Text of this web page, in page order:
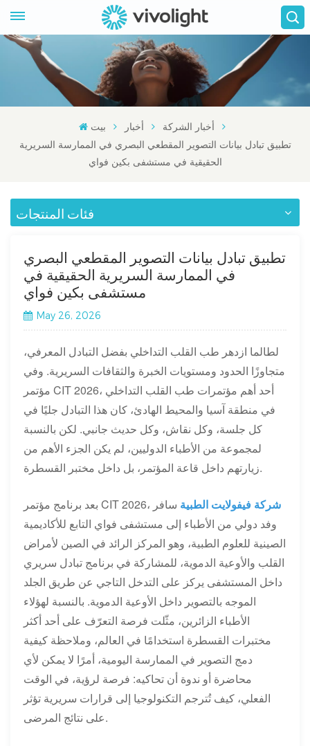
بيت أخبار
أخبار الشركة
تطبيق تبادل بيانات التصوير المقطعي البصري في الممارسة السريرية
الحقيقية في مستشفى بكين فواي
فئات المنتجات
تطبيق تبادل بيانات التصوير المقطعي البصري
في الممارسة السريرية الحقيقية في
مستشفى بكين فواي
May 26, 2026
لطالما ازدهر طب القلب التداخلي بفضل التبادل المعرفي،
متجاوزًا الحدود ومستويات الخبرة والثقافات السريرية. وفي
مؤتمر CIT 2026، أحد أهم مؤتمرات طب القلب التداخلي
في منطقة آسيا والمحيط الهادئ، كان هذا التبادل جليًا في
كل جلسة، وكل نقاش، وكل حديث جانبي. لكن بالنسبة
لمجموعة من الأطباء الدوليين، لم يكن الجزء الأهم من
زيارتهم داخل قاعة المؤتمر، بل داخل مختبر القسطرة.
بعد برنامج مؤتمر CIT 2026، شركة فيفولايت الطبية سافر
وفد دولي من الأطباء إلى مستشفى فواي التابع للأكاديمية
الصينية للعلوم الطبية، وهو المركز الرائد في الصين لأمراض
القلب والأوعية الدموية، للمشاركة في برنامج تبادل سريري
داخل المستشفى يركز على التدخل التاجي عن طريق الجلد
الموجه بالتصوير داخل الأوعية الدموية. بالنسبة لهؤلاء
الأطباء الزائرين، مثّلت فرصة التعرّف على أحد أكثر
مختبرات القسطرة استخدامًا في العالم، وملاحظة كيفية
دمج التصوير في الممارسة اليومية، أمرًا لا يمكن لأي
محاضرة أو ندوة أن تحاكيه: فرصة لرؤية، في الوقت
الفعلي، كيف تُترجم التكنولوجيا إلى قرارات سريرية تؤثر
على نتائج المرضى.